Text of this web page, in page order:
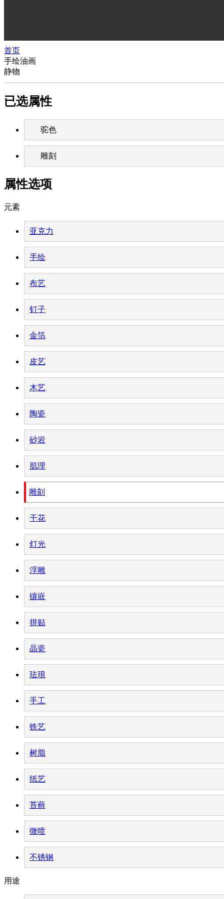
首页
手绘油画
静物
已选属性
驼色
雕刻
属性选项
元素
亚克力
手绘
布艺
钉子
金箔
皮艺
木艺
陶瓷
砂岩
肌理
雕刻
干花
灯光
浮雕
镶嵌
拼贴
晶瓷
珐琅
手工
铁艺
树脂
纸艺
苔藓
微喷
不锈钢
用途